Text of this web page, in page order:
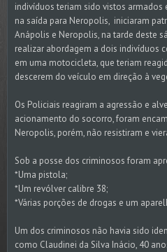
indivíduos teriam sido vistos
na saída para Neropolis, iniciaram
Anápolis e Neropolis, na tarde deste
realizar abordagem a dois indivíduos
em uma motocicleta, que teriam
descerem do veículo em direção à
Os Policiais reagiram a agressão e
acionamento do socorro, foram
Neropolis, porém, não resistiram e
Sob a posse dos criminosos foram
*Uma pistola;
*Um revólver calibre 38;
*Várias porções de drogas e um
Um dos criminosos não havia sido
como Claudinei da Silva Inácio, 40